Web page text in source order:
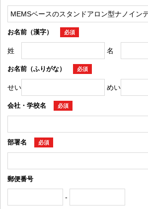
お名前（漢字） 必須
姓 名
お名前（ふりがな） 必須
せい めい
会社・学校名 必須
部署名 必須
郵便番号
-